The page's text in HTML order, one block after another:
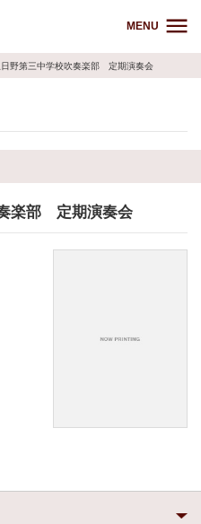
MENU
日野第三中学校吹奏楽部 定期演奏会
楽部 定期演奏会